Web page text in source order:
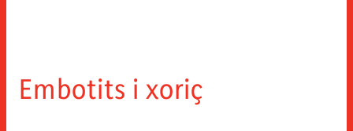
Embotits i xoriç